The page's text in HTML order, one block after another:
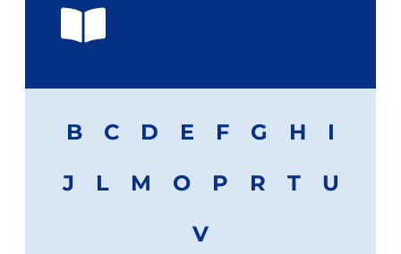
B C D E F G H
I
J
L M O P R T
U
V